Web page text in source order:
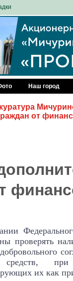
Наш город
от
проверять
средств,
их как